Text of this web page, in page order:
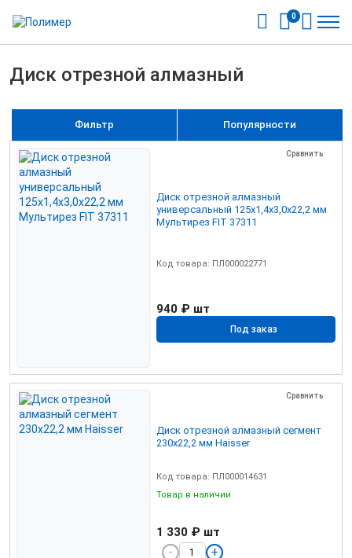
0
Диск отрезной алмазный
Популярности
Фильтр
Сравнить
Диск отрезной алмазный
универсальный 125х1,4х3,0х22,2 мм
Мультирез FIT 37311
Код товара: ПЛ000022771
940 ₽ шт
Под заказ
Сравнить
Диск отрезной алмазный сегмент
230х22,2 мм Haisser
Код товара: ПЛ000014631
Товар в наличии
1 330 ₽ шт